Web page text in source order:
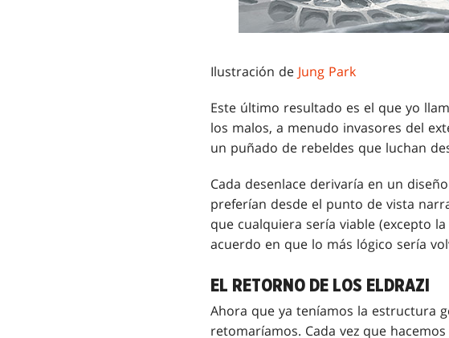
Ilustración de Jung Park
Este último resultado es el que yo
los malos, a menudo invasores del
un puñado de rebeldes que luchan
Cada desenlace derivaría en un
preferían desde el punto de vista
que cualquiera sería viable (excepto
acuerdo en que lo más lógico sería
EL RETORNO DE LOS ELDRAZI
Ahora que ya teníamos la estructura
retomaríamos. Cada vez que